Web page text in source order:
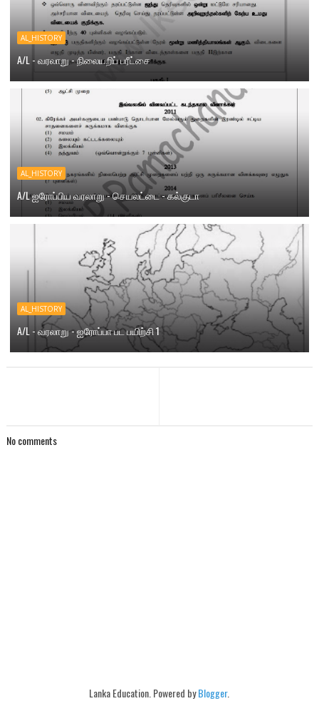
AL_HISTORY
A/L - வரலாறு - நிலையறிப் பரீட்சை
AL_HISTORY
A/L ஐரோப்பிய வரலாறு - செயலட்டை - கல்குடா
AL_HISTORY
A/L - வரலாறு - ஐரோப்பா பட பயிற்சி 1
No comments
Lanka Education. Powered byBlogger.